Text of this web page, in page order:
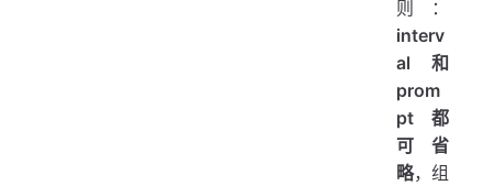
则：
interv
al 和
prom
pt 都
可省
略，组